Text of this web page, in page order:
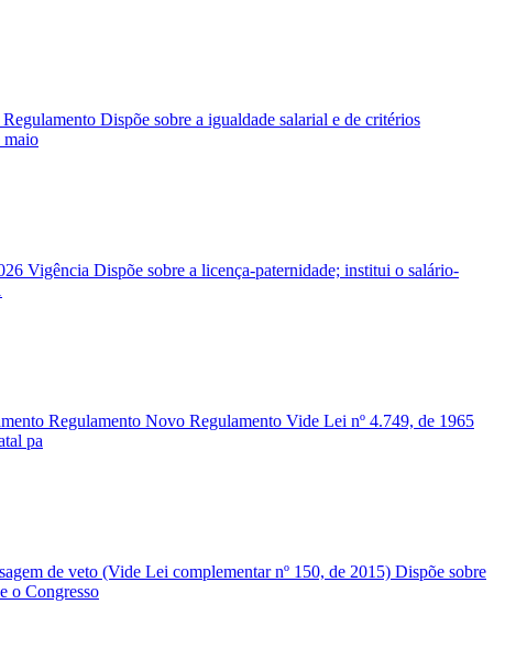
Dispõe sobre a igualdade salarial e de critérios
maio
Vigência Dispõe sobre a licença-paternidade; institui o salário-
Regulamento Novo Regulamento Vide Lei nº 4.749, de 1965
pa
de veto (Vide Lei complementar nº 150, de 2015) Dispõe sobre
o Congresso